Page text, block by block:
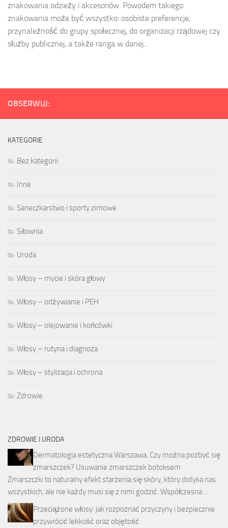
znakowania odzieży i akcesoriów. Powodem takiego
znakowania może być wszystko: osobiste preferencje,
przynależność do grupy społecznej, do organizacji rządowej czy
służby publicznej, a także ranga w danej...
OBSERWUJ:
KATEGORIE
Bez kategorii
Inne
Saneczkarstwo i sporty zimowe
Siłownia
Uroda
Włosy – mycie i skóra głowy
Włosy – odżywianie i PEH
Włosy – olejowanie i końcówki
Włosy – rutyna i diagnoza
Włosy – stylizacja i ochrona
Zdrowie
ZDROWIE I URODA
Dermatologia estetyczna Warszawa. Czy można pozbyć się
zmarszczek? Usuwanie zmarszczek botoksem
Zmarszczki to naturalny efekt starzenia się skóry, który dotyka nas
wszystkich, ale nie każdy musi się z nimi godzić. Współczesna …
Przeciążone włosy: jak rozpoznać przyczyny i bezpiecznie
przywrócić lekkość oraz objętość